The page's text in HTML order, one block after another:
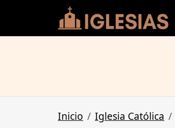
Inicio Iglesia Católica